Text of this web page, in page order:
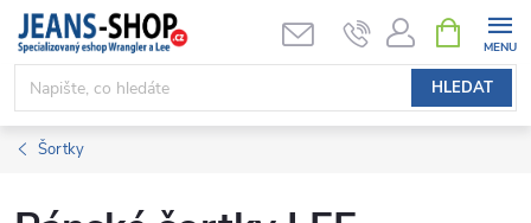
Přejít
obsah
HLEDAT
NÁKUPNÍ
KOŠÍK
Šortky